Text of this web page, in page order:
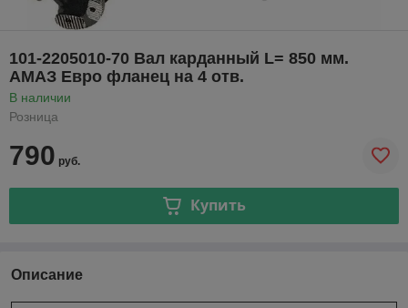
101-2205010-70 Вал карданный L= 850 мм.
АМАЗ Евро фланец на 4 отв.
В наличии
Розница
790 руб.
Купить
Описание